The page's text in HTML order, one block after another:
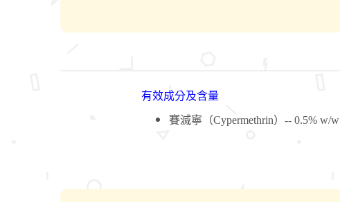
有效成分及含量
賽滅寧（Cypermethrin）-- 0.5% w/w